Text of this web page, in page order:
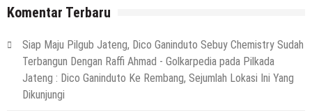
Menik Mustikatun
6 Agustus 2026 musa r2b
HEADLINE
Ini Ciri-Cirinya, Siapa Tahu Keluarga Anda
(Temuan Mayat Laki-Laki Di Pinggir
Pantai Utara Rembang)
Komentar Terbaru
Siap Maju Pilgub Jateng, Dico Ganinduto Sebuy Chemistry Sudah
Terbangun Dengan Raffi Ahmad - Golkarpedia pada Pilkada
Jateng : Dico Ganinduto Ke Rembang, Sejumlah Lokasi Ini Yang
Dikunjungi